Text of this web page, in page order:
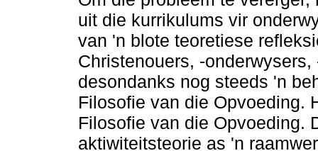
uit die kurrikulums vir
van 'n blote teoretiese
Christenouers, -
desondanks nog steeds 'n
Filosofie van die Opvoeding.
Filosofie van die Opvoeding.
aktiwiteitsteorie as 'n